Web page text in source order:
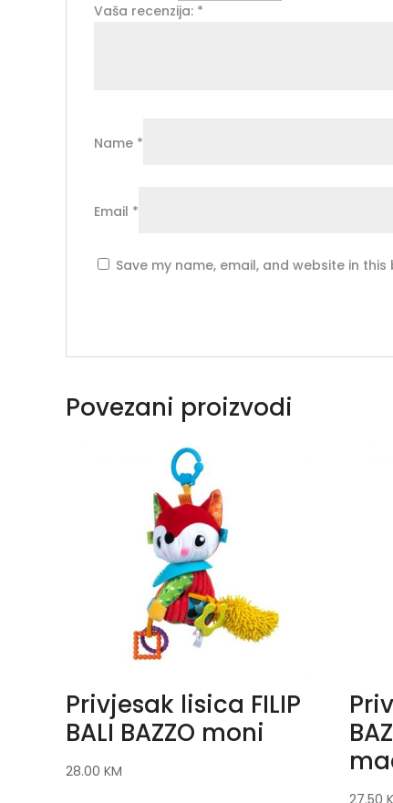
Vaša recenzija: *
Name *
Email *
Save my name, email, and website in
Povezani proizvodi
Privjesak lisica FILIP
BALI BAZZO moni
28.00 KM
27.50